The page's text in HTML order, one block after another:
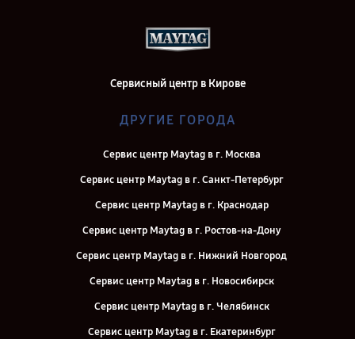
Сервисный центр в Кирове
ДРУГИЕ ГОРОДА
Сервис центр Maytag в г. Москва
Сервис центр Maytag в г. Санкт-Петербург
Сервис центр Maytag в г. Краснодар
Сервис центр Maytag в г. Ростов-на-Дону
Сервис центр Maytag в г. Нижний Новгород
Сервис центр Maytag в г. Новосибирск
Сервис центр Maytag в г. Челябинск
Сервис центр Maytag в г. Екатеринбург